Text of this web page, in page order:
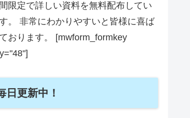
限定で詳しい資料を無料配布してい
。 非常にわかりやすいと皆様に喜ば
おります。 [mwform_formkey
日更新中！